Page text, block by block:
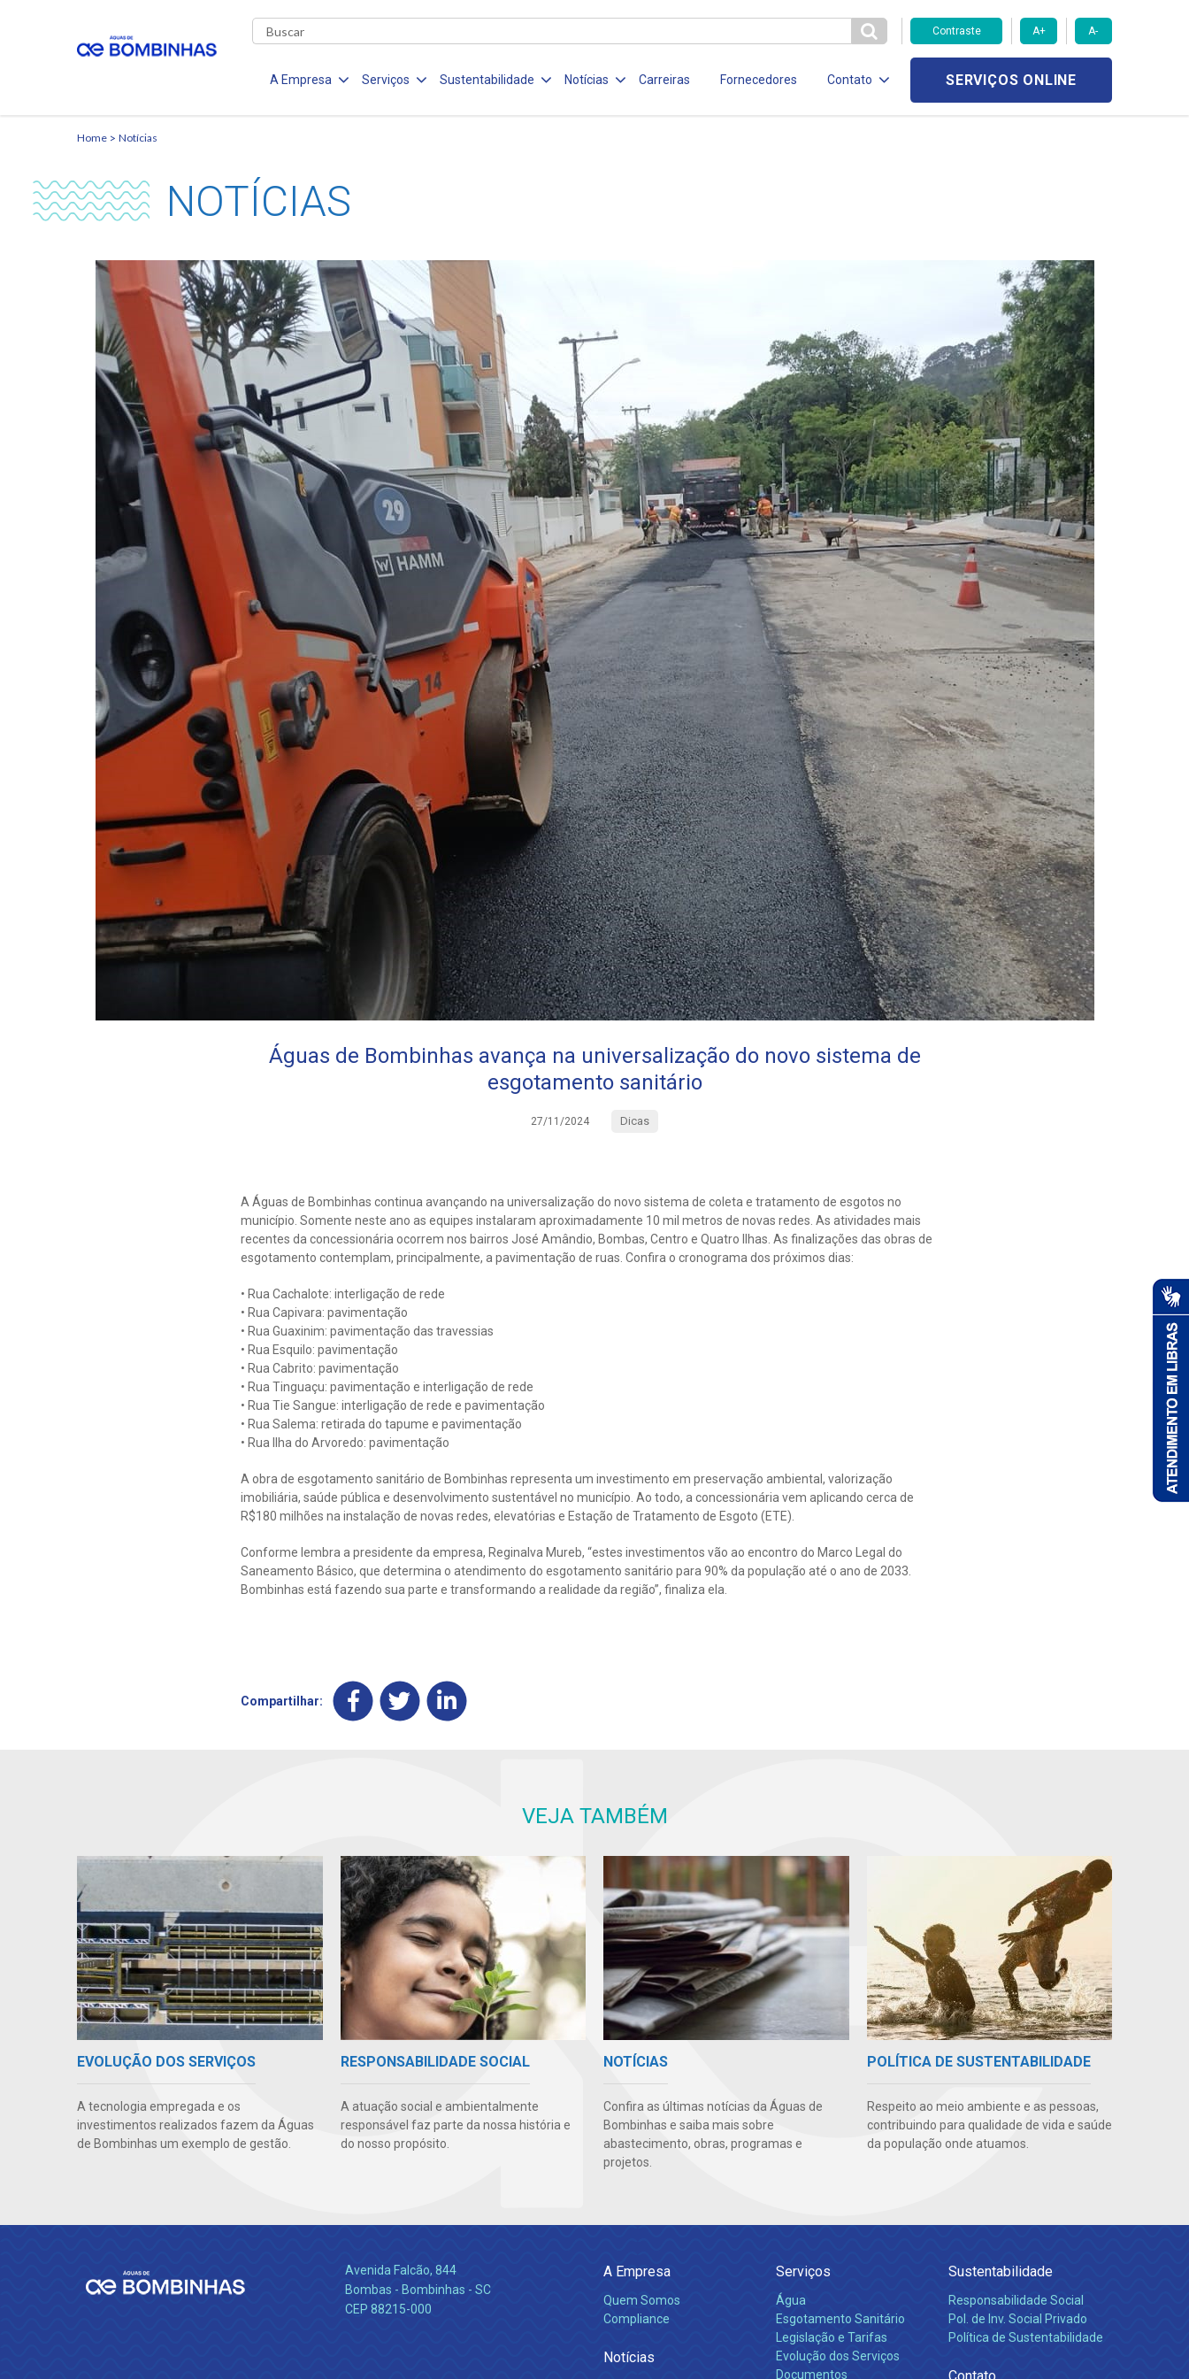
Contraste A+ A-
A Empresa Serviços Sustentabilidade Notícias Carreiras Fornecedores Contato SERVIÇOS ONLINE
Home Notícias
NOTÍCIAS
Águas de Bombinhas avança na universalização do novo sistema de
esgotamento sanitário
27/11/2024 Dicas
A Águas de Bombinhas continua avançando na universalização do novo sistema de coleta e tratamento de esgotos no
município. Somente neste ano as equipes instalaram aproximadamente 10 mil metros de novas redes. As atividades mais
recentes da concessionária ocorrem nos bairros José Amândio, Bombas, Centro e Quatro Ilhas. As finalizações das obras de
esgotamento contemplam, principalmente, a pavimentação de ruas. Confira o cronograma dos próximos dias:
• Rua Cachalote: interligação de rede
• Rua Capivara: pavimentação
• Rua Guaxinim: pavimentação das travessias
• Rua Esquilo: pavimentação
• Rua Cabrito: pavimentação
• Rua Tinguaçu: pavimentação e interligação de rede
• Rua Tie Sangue: interligação de rede e pavimentação
• Rua Salema: retirada do tapume e pavimentação
• Rua Ilha do Arvoredo: pavimentação
A obra de esgotamento sanitário de Bombinhas representa um investimento em preservação ambiental, valorização
imobiliária, saúde pública e desenvolvimento sustentável no município. Ao todo, a concessionária vem aplicando cerca de
R$180 milhões na instalação de novas redes, elevatórias e Estação de Tratamento de Esgoto (ETE).
Conforme lembra a presidente da empresa, Reginalva Mureb, “estes investimentos vão ao encontro do Marco Legal do
Saneamento Básico, que determina o atendimento do esgotamento sanitário para 90% da população até o ano de 2033.
Bombinhas está fazendo sua parte e transformando a realidade da região”, finaliza ela.
Compartilhar:
VEJA TAMBÉM
EVOLUÇÃO DOS SERVIÇOS
A tecnologia empregada e os
investimentos realizados fazem da Águas
de Bombinhas um exemplo de gestão.
RESPONSABILIDADE SOCIAL
A atuação social e ambientalmente
responsável faz parte da nossa história e
do nosso propósito.
NOTÍCIAS
Confira as últimas notícias da Águas de
Bombinhas e saiba mais sobre
abastecimento, obras, programas e
projetos.
POLÍTICA DE SUSTENTABILIDADE
Respeito ao meio ambiente e as pessoas,
contribuindo para qualidade de vida e saúde
da população onde atuamos.
Avenida Falcão, 844
Bombas - Bombinhas - SC
CEP 88215-000
A Empresa
Quem Somos
Compliance
Notícias
Serviços
Água
Esgotamento Sanitário
Legislação e Tarifas
Evolução dos Serviços
Documentos
Sustentabilidade
Responsabilidade Social
Pol. de Inv. Social Privado
Política de Sustentabilidade